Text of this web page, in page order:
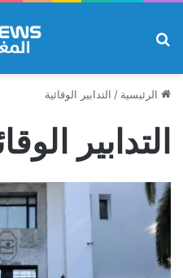
الرئيسية / التدابير الوقائية
التدابير